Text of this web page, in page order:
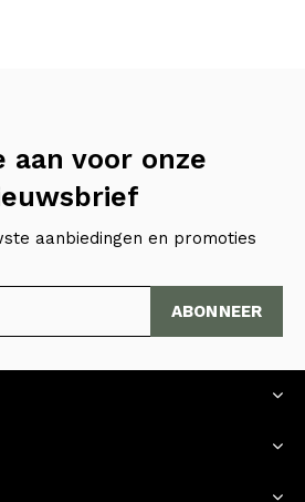
aan voor onze
aanbiedingen en promoties
ABONNEER